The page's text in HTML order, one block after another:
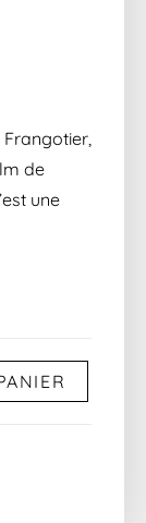
Frangotier,
de
une